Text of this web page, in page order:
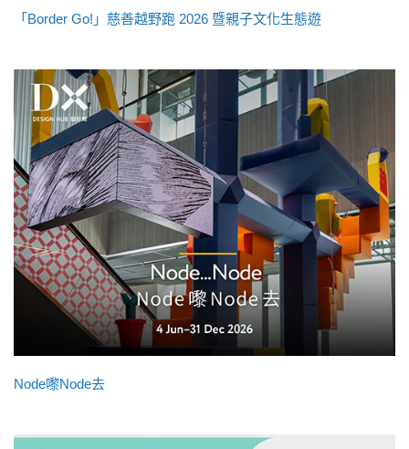
「Border Go!」慈善越野跑 2026 暨親子文化生態遊
Node嚟Node去